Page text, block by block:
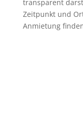
transparent
Zeitpunkt und
Anmietung